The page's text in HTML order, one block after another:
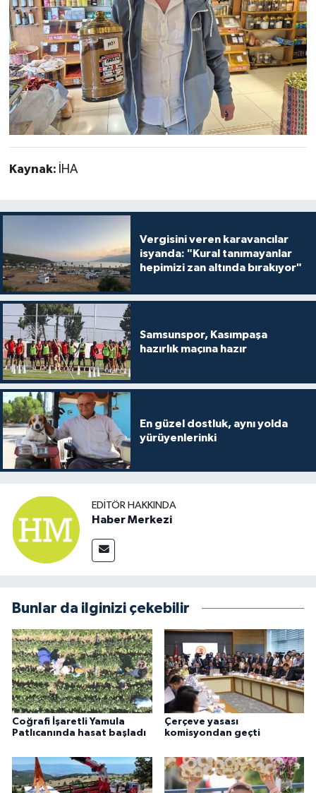
Kaynak: İHA
Vergisini veren karavancılar
isyanda: "Kural tanımayanlar
hepimizi zan altında bırakıyor"
Samsunspor, Kasımpaşa
hazırlık maçına hazır
En güzel dostluk, aynı yolda
yürüyenlerinki
EDITÖR HAKKINDA
Haber Merkezi
Bunlar da ilginizi çekebilir
Coğrafi İşaretli Yamula
Patlıcanında hasat başladı
Çerçeve yasası
komisyondan geçti